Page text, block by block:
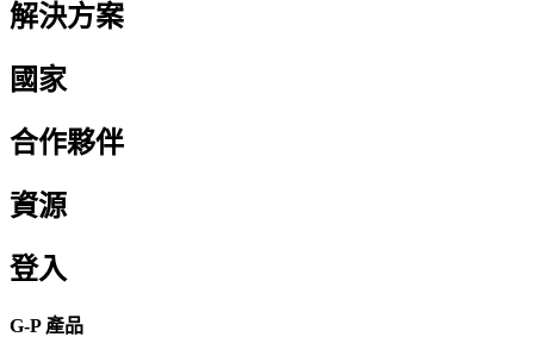
解決方案​​
國家​​
合作夥伴​​
資源​​
登入​​
G-P 產品​​